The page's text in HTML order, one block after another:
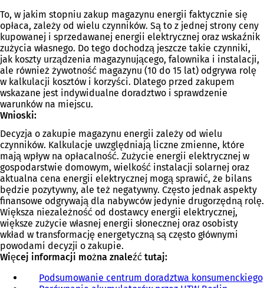
To, w jakim stopniu zakup magazynu energii faktycznie się
opłaca, zależy od wielu czynników. Są to z jednej strony ceny
kupowanej i sprzedawanej energii elektrycznej oraz wskaźnik
zużycia własnego. Do tego dochodzą jeszcze takie czynniki,
jak koszty urządzenia magazynującego, falownika i instalacji,
ale również żywotność magazynu (10 do 15 lat) odgrywa rolę
w kalkulacji kosztów i korzyści. Dlatego przed zakupem
wskazane jest indywidualne doradztwo i sprawdzenie
warunków na miejscu.
Wnioski:
Decyzja o zakupie magazynu energii zależy od wielu
czynników. Kalkulacje uwzględniają liczne zmienne, które
mają wpływ na opłacalność. Zużycie energii elektrycznej w
gospodarstwie domowym, wielkość instalacji solarnej oraz
aktualna cena energii elektrycznej mogą sprawić, że bilans
będzie pozytywny, ale też negatywny. Często jednak aspekty
finansowe odgrywają dla nabywców jedynie drugorzędną rolę.
Większa niezależność od dostawcy energii elektrycznej,
większe zużycie własnej energii słonecznej oraz osobisty
wkład w transformację energetyczną są często głównymi
powodami decyzji o zakupie.
Więcej informacji można znaleźć tutaj:
Podsumowanie centrum doradztwa konsumenckiego